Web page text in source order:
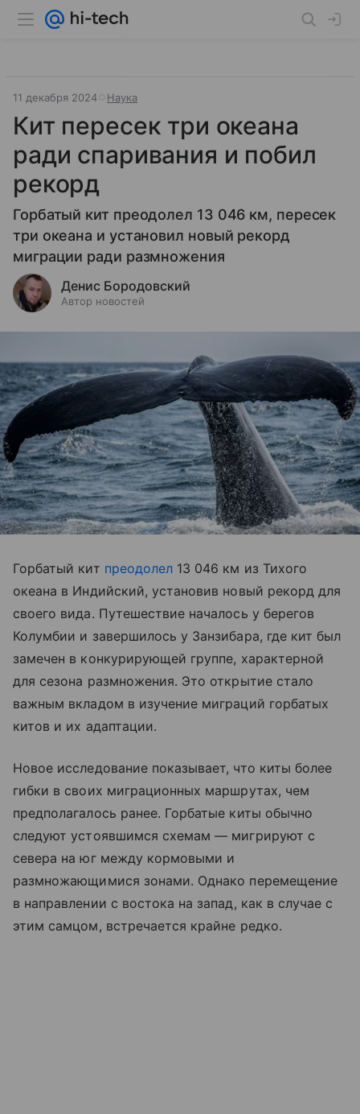
11 декабря 2024 Наука
Кит пересек три океана
ради спаривания и побил
рекорд
Горбатый кит преодолел 13 046 км, пересек
три океана и установил новый рекорд
миграции ради размножения
Денис Бородовский
Автор новостей
Горбатый кит преодолел 13 046 км из Тихого
океана в Индийский, установив новый рекорд для
своего вида. Путешествие началось у берегов
Колумбии и завершилось у Занзибара, где кит был
замечен в конкурирующей группе, характерной
для сезона размножения. Это открытие стало
важным вкладом в изучение миграций горбатых
китов и их адаптации.
Новое исследование показывает, что киты более
гибки в своих миграционных маршрутах, чем
предполагалось ранее. Горбатые киты обычно
следуют устоявшимся схемам — мигрируют с
севера на юг между кормовыми и
размножающимися зонами. Однако перемещение
в направлении с востока на запад, как в случае с
этим самцом, встречается крайне редко.